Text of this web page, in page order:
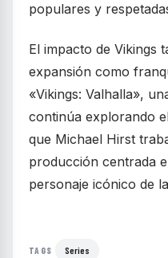
populares y
El impacto de Vikings
expansión como
«Vikings: Valhalla»,
continúa explorando
que Michael Hirst
producción centrada
personaje icónico de
TAGS Series